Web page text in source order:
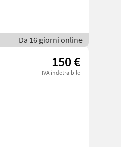
Da 16 giorni online
150 €
IVA indetraibile